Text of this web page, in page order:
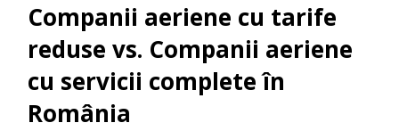
Companii aeriene cu tarife
reduse vs. Companii aeriene
cu servicii complete în
România